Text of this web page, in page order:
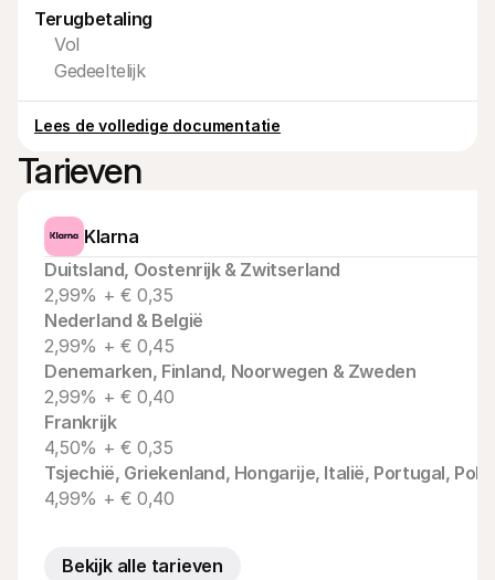
Terugbetaling
Vol
Gedeeltelijk
Lees de volledige documentatie
Tarieven
Klarna
Duitsland, Oostenrijk & Zwitserland
2,99% + € 0,35
Nederland & België
2,99% + € 0,45
Denemarken, Finland, Noorwegen & Zweden
2,99% + € 0,40
Frankrijk
4,50% + € 0,35
Tsjechië, Griekenland, Hongarije, Italië, Portugal,
4,99% + € 0,40
Bekijk alle tarieven
onze waarden
Nieuws
Het laatste nieuws over Mollie
Vacatures
Kom werken bij Mollie. Ontdek de
vacatures!
Contact
Voor consumenten
Waarom zie je Mollie op je bankafschrift?
Contact met sales
Ontdek hoe we jouw bedrijf kunnen helpen